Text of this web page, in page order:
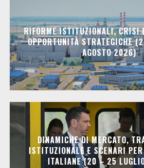
RIFORME ISTITUZIONALI, CRISI
OPPORTUNITÀ STRATEGICHE
AGOSTO 2026)
DINAMICHE DI MERCATO,
ISTITUZIONALE E SCENARI
ITALIANE (20 – 25